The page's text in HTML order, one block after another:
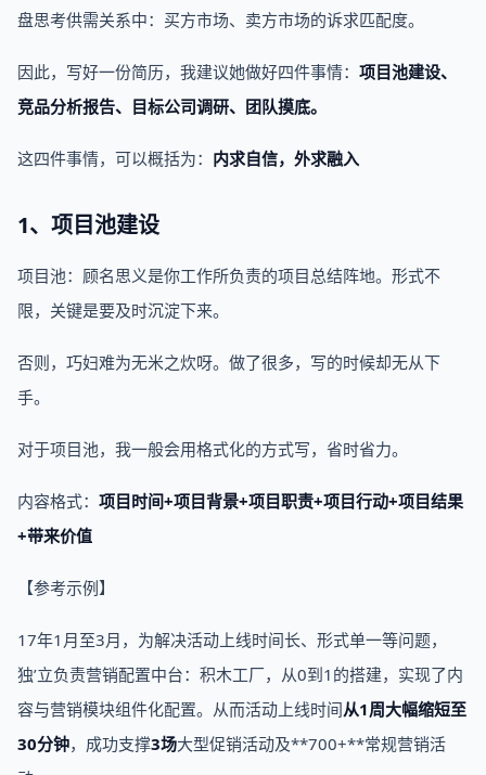
盘思考供需关系中：买方市场、卖方市场的诉求匹配度。
因此，写好一份简历，我建议她做好四件事情： 项目池建设、
竞品分析报告、目标公司调研、团队摸底。
这四件事情，可以概括为： 内求自信，外求融入
1、项目池建设
项目池：顾名思义是你工作所负责的项目总结阵地。形式不
限，关键是要及时沉淀下来。
否则，巧妇难为无米之炊呀。做了很多，写的时候却无从下
手。
对于项目池，我一般会用格式化的方式写，省时省力。
内容格式： 项目时间+项目背景+项目职责+项目行动+项目结果
+带来价值
【参考示例】
17年1月至3月，为解决活动上线时间长、形式单一等问题，
独’立负责营销配置中台：积木工厂，从0到1的搭建，实现了内
容与营销模块组件化配置。从而活动上线时间从1周大幅缩短至
30分钟，成功支撑3场大型促销活动及**700+**常规营销活